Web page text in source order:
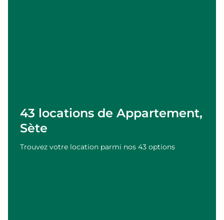
43 locations de Appartement,
Sète
Trouvez votre location parmi nos 43 options